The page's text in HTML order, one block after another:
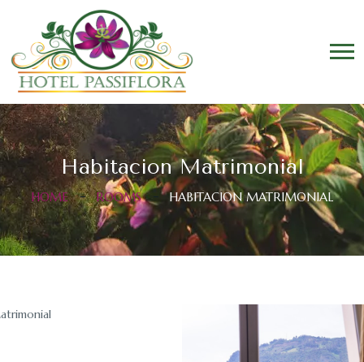
Habitacion Matrimonial
HOME ROOMS HABITACION MATRIMONIAL